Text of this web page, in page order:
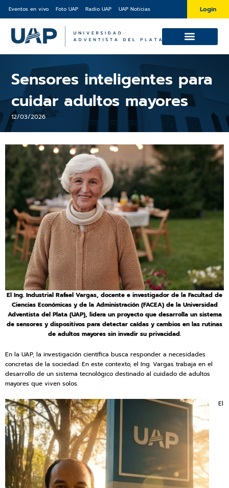
al
contenido
Eventos en vivo Foto UAP Radio UAP UAP Noticias Login
Sensores inteligentes para
cuidar adultos mayores
12/03/2026
El Ing. Industrial Rafael Vargas, docente e investigador de la Facultad de
Ciencias Económicas y de la Administración (FACEA) de la Universidad
Adventista del Plata (UAP), lidera un proyecto que desarrolla un sistema
de sensores y dispositivos para detectar caídas y cambios en las rutinas
de adultos mayores sin invadir su privacidad.
En la UAP, la investigación científica busca responder a necesidades
concretas de la sociedad. En este contexto, el Ing. Vargas trabaja en el
desarrollo de un sistema tecnológico destinado al cuidado de adultos
mayores que viven solos.
El